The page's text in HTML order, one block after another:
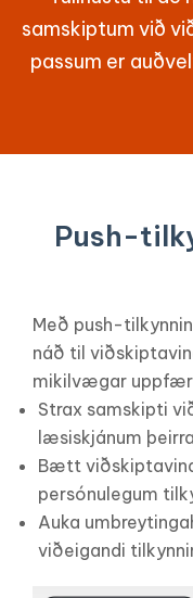
samskiptum við
passum er
Push-
Með push-
náð til
mikilvægar
Strax samskipti
læsiskjánum
Bætt
persónulegum
Auka
viðeigandi